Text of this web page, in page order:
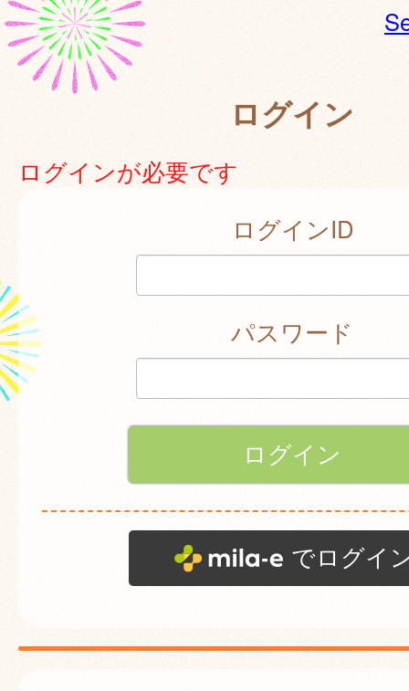
ログイン
ログインが必要です
ログインID
パスワード
でログイ